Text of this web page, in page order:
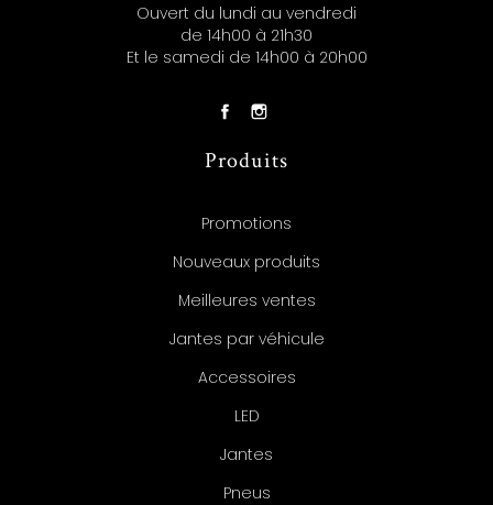
Ouvert du lundi au vendredi
de 14h00 à 21h30
Et le samedi de 14h00 à 20h00
Produits
Promotions
Nouveaux produits
Meilleures ventes
Jantes par véhicule
Accessoires
LED
Jantes
Pneus